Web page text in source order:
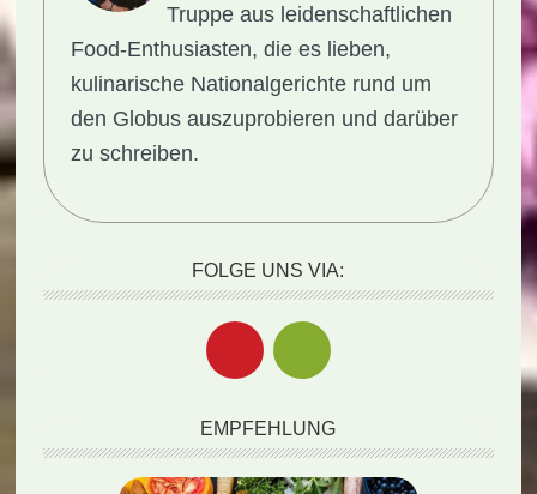
Truppe aus leidenschaftlichen
Food-Enthusiasten, die es lieben,
kulinarische Nationalgerichte rund um
den Globus auszuprobieren und darüber
zu schreiben.
FOLGE UNS VIA:
EMPFEHLUNG